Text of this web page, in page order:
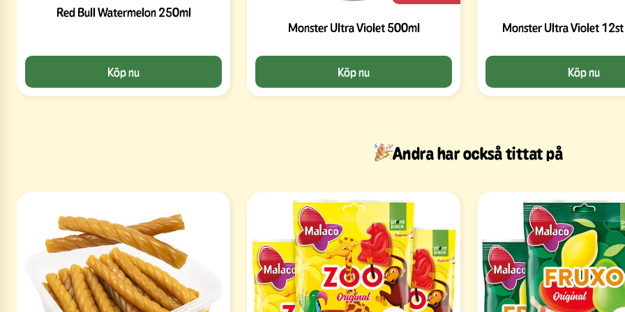
Red Bull Watermelon 250ml
Köp nu
Monster Ultra Violet 500ml
Köp nu
Monster Ultra Violet
Köp nu
Andra har också tittat på